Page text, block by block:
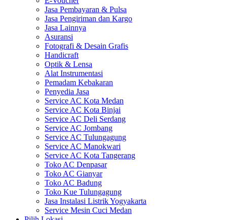
Jasa Pembayaran & Pulsa
Jasa Pengiriman dan Kargo
Jasa Lainnya
Asuransi
Fotografi & Desain Grafis
Handicraft
Optik & Lensa
Alat Instrumentasi
Pemadam Kebakaran
Penyedia Jasa
Service AC Kota Medan
Service AC Kota Binjai
Service AC Deli Serdang
Service AC Jombang
Service AC Tulungagung
Service AC Manokwari
Service AC Kota Tangerang
Toko AC Denpasar
Toko AC Gianyar
Toko AC Badung
Toko Kue Tulungagung
Jasa Instalasi Listrik Yogyakarta
Service Mesin Cuci Medan